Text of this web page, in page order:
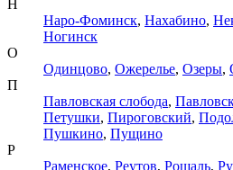
Н
Наро-Фоминск, Нахабино,
Ногинск
О
Одинцово, Ожерелье, Озеры,
П
Павловская слобода,
Петушки, Пироговский,
Пушкино, Пущино
Р
Раменское, Реутов, Рошаль,